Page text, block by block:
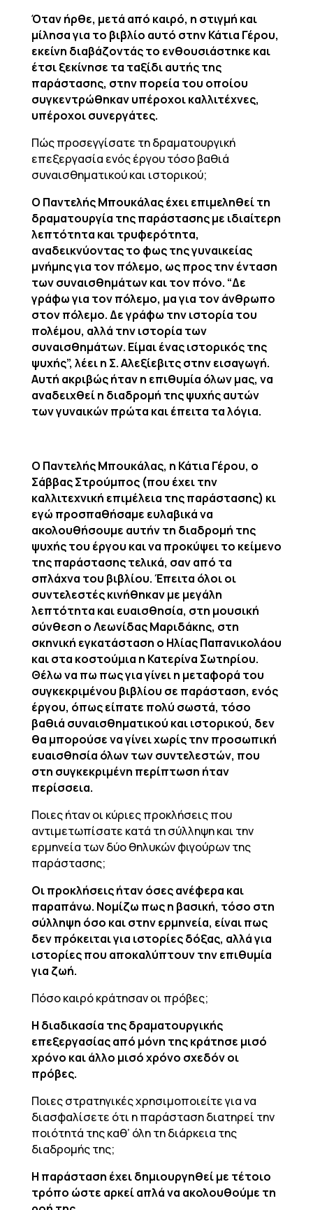
Όταν ήρθε, μετά από καιρό, η στιγμή και
μίλησα για το βιβλίο αυτό στην Κάτια Γέρου,
εκείνη διαβάζοντάς το ενθουσιάστηκε και
έτσι ξεκίνησε τα ταξίδι αυτής της
παράστασης, στην πορεία του οποίου
συγκεντρώθηκαν υπέροχοι καλλιτέχνες,
υπέροχοι συνεργάτες.
Πώς προσεγγίσατε τη δραματουργική
επεξεργασία ενός έργου τόσο βαθιά
συναισθηματικού και ιστορικού;
Ο Παντελής Μπουκάλας έχει επιμεληθεί τη
δραματουργία της παράστασης με ιδιαίτερη
λεπτότητα και τρυφερότητα,
αναδεικνύοντας το φως της γυναικείας
μνήμης για τον πόλεμο, ως προς την ένταση
των συναισθημάτων και τον πόνο. “Δε
γράφω για τον πόλεμο, μα για τον άνθρωπο
στον πόλεμο. Δε γράφω την ιστορία του
πολέμου, αλλά την ιστορία των
συναισθημάτων. Είμαι ένας ιστορικός της
ψυχής”, λέει η Σ. Αλεξίεβιτς στην εισαγωγή.
Αυτή ακριβώς ήταν η επιθυμία όλων μας, να
αναδειχθεί η διαδρομή της ψυχής αυτών
των γυναικών πρώτα και έπειτα τα λόγια.
Ο Παντελής Μπουκάλας, η Κάτια Γέρου, ο
Σάββας Στρούμπος (που έχει την
καλλιτεχνική επιμέλεια της παράστασης) κι
εγώ προσπαθήσαμε ευλαβικά να
ακολουθήσουμε αυτήν τη διαδρομή της
ψυχής του έργου και να προκύψει το κείμενο
της παράστασης τελικά, σαν από τα
σπλάχνα του βιβλίου. Έπειτα όλοι οι
συντελεστές κινήθηκαν με μεγάλη
λεπτότητα και ευαισθησία, στη μουσική
σύνθεση ο Λεωνίδας Μαριδάκης, στη
σκηνική εγκατάσταση ο Ηλίας Παπανικολάου
και στα κοστούμια η Κατερίνα Σωτηρίου.
Θέλω να πω πως για γίνει η μεταφορά του
συγκεκριμένου βιβλίου σε παράσταση, ενός
έργου, όπως είπατε πολύ σωστά, τόσο
βαθιά συναισθηματικού και ιστορικού, δεν
θα μπορούσε να γίνει χωρίς την προσωπική
ευαισθησία όλων των συντελεστών, που
στη συγκεκριμένη περίπτωση ήταν
περίσσεια.
Ποιες ήταν οι κύριες προκλήσεις που
αντιμετωπίσατε κατά τη σύλληψη και την
ερμηνεία των δύο θηλυκών φιγούρων της
παράστασης;
Οι προκλήσεις ήταν όσες ανέφερα και
παραπάνω. Νομίζω πως η βασική, τόσο στη
σύλληψη όσο και στην ερμηνεία, είναι πως
δεν πρόκειται για ιστορίες δόξας, αλλά για
ιστορίες που αποκαλύπτουν την επιθυμία
για ζωή.
Πόσο καιρό κράτησαν οι πρόβες;
Η διαδικασία της δραματουργικής
επεξεργασίας από μόνη της κράτησε μισό
χρόνο και άλλο μισό χρόνο σχεδόν οι
πρόβες.
Ποιες στρατηγικές χρησιμοποιείτε για να
διασφαλίσετε ότι η παράσταση διατηρεί την
ποιότητά της καθ’ όλη τη διάρκεια της
διαδρομής της;
Η παράσταση έχει δημιουργηθεί με τέτοιο
τρόπο ώστε αρκεί απλά να ακολουθούμε τη